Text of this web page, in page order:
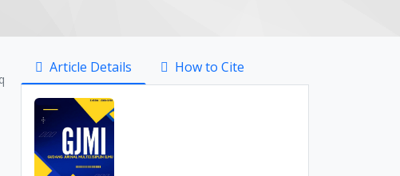
Article
Sidebar
Article Details How to Cite